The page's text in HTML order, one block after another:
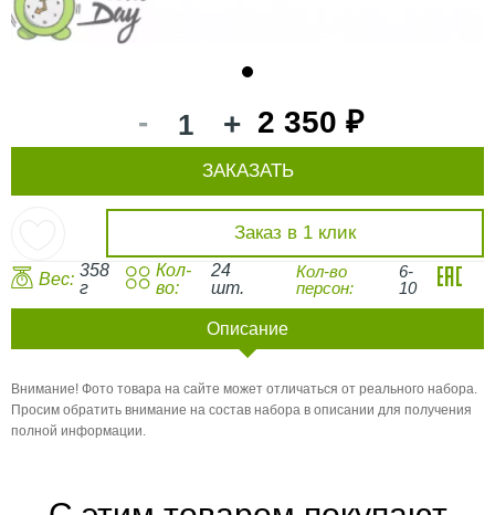
- + 2 350 ₽
Заказ в 1 клик
ЗАКАЗАТЬ
Вес: 358
г
Кол-
во:
24
шт.
Кол-во
персон:
6-
10
Описание
Внимание! Фото товара на сайте может отличаться от реального набора.
Просим обратить внимание на состав набора в описании для получения
полной информации.